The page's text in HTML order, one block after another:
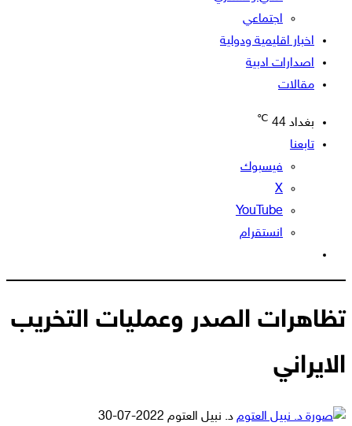
اجتماعي
اخبار اقليمية ودولية
اصدارات ادبية
مقالات
بغداد 44
℃
تابعنا
فيسبوك
‫X
‫YouTube
انستقرام
المظلم
تظاهرات الصدر وعمليات التخريب
الايراني
د. نبيل العتوم أرسل
2022-07-30